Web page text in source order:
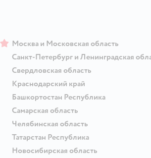
Москва и Московская область
Санкт-Петербург и Ленинградская
Свердловская область
Краснодарский край
Башкортостан Республика
Самарская область
Челябинская область
Татарстан Республика
Новосибирская область